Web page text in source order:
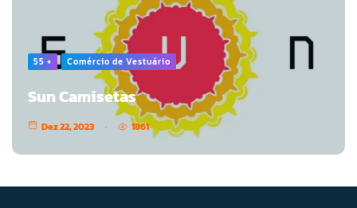
55 + Comércio de Vestuário
Sun Camisetas
Dez 22, 2023 1861